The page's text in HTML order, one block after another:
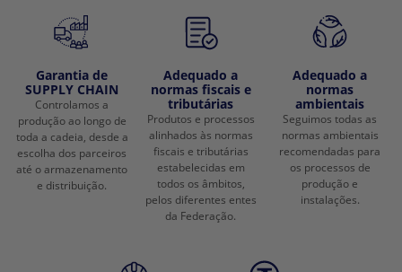
Garantia de
SUPPLY CHAIN
Controlamos a
produção ao longo de
toda a cadeia, desde a
escolha dos parceiros
até o armazenamento
e distribuição.
Adequado a
normas fiscais e
tributárias
Produtos e processos
alinhados às normas
fiscais e tributárias
estabelecidas em
todos os âmbitos,
pelos diferentes entes
da Federação.
Adequado a
normas
ambientais
Seguimos todas as
normas ambientais
recomendadas para
os processos de
produção e
instalações.